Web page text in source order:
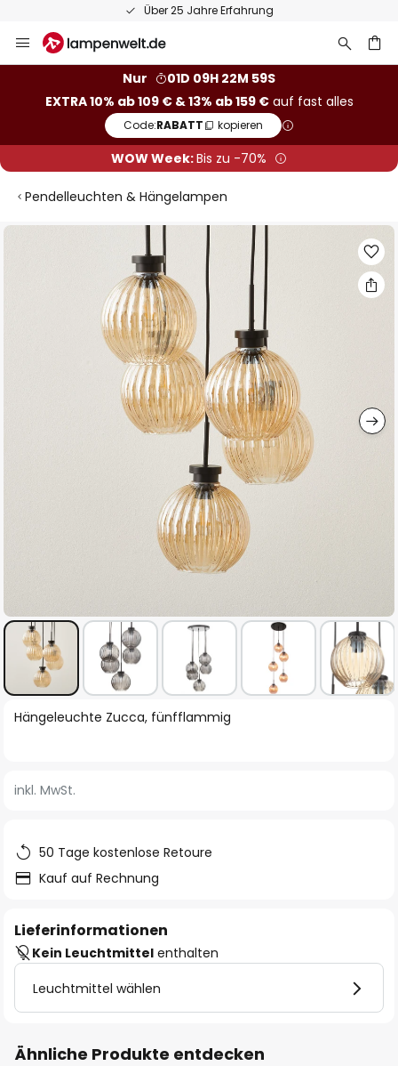
Über 25 Jahre Erfahrung
Inhalt
Nur
01D 09H 22M 58S
EXTRA 10% ab 109 € & 13% ab 159 €auf fast alles
Code:RABATT kopieren
WOW Week:Bis zu -70%
Pendelleuchten & Hängelampen
Zum
Zum
Anfang
springen
Hängeleuchte Zucca, fünfflammig
inkl. MwSt.
50 Tage kostenlose Retoure
Kauf auf Rechnung
Lieferinformationen
Kein Leuchtmittel enthalten
Leuchtmittel wählen
Ähnliche Produkte entdecken